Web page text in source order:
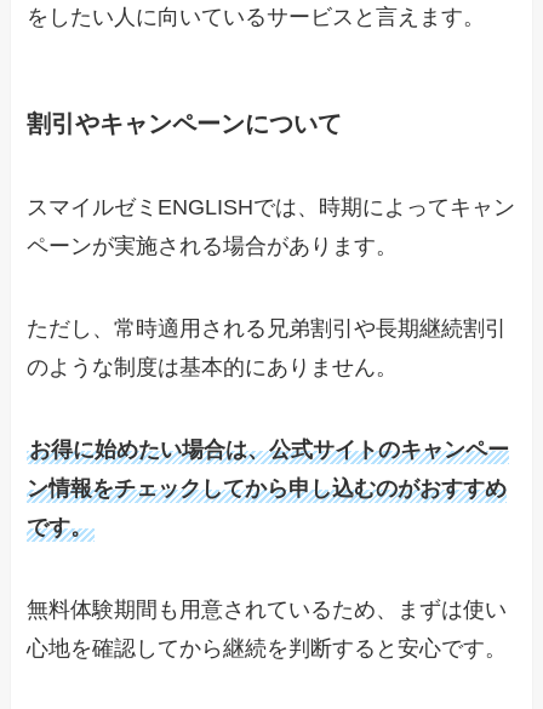
をしたい人に向いているサービスと言えます。
割引やキャンペーンについて
スマイルゼミENGLISHでは、時期によってキャン
ペーンが実施される場合があります。
ただし、常時適用される兄弟割引や長期継続割引
のような制度は基本的にありません。
お得に始めたい場合は、公式サイトのキャンペー
ン情報をチェックしてから申し込むのがおすすめ
です。
無料体験期間も用意されているため、まずは使い
心地を確認してから継続を判断すると安心です。